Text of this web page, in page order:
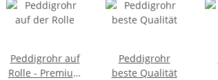
Peddigrohr auf
Rolle - Premium
Peddigrohr
beste Qualität